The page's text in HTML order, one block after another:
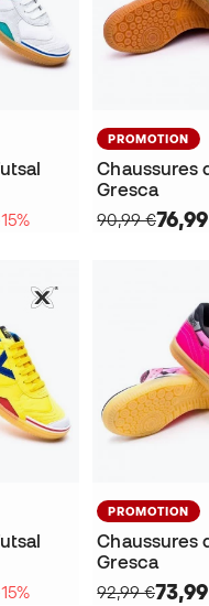
PROMOTION
Chaussures
Gresca
90,99 €
PROMOTION
Chaussures
Gresca
92,99 €